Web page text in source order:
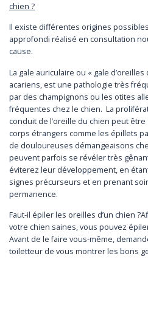
chien ?
Il existe différentes origines
approfondi réalisé en consultation
cause.
La gale auriculaire ou « gale
acariens, est une pathologie très
par des champignons ou les otites
fréquentes chez le chien. La
conduit de l’oreille du chien peut
corps étrangers comme les épillets
de douloureuses démangeaisons
peuvent parfois se révéler très
éviterez leur développement, en
signes précurseurs et en prenant
permanence.
Faut-il épiler les oreilles d’un chien
votre chien saines, vous pouvez
Avant de le faire vous-même,
toiletteur de vous montrer les bons